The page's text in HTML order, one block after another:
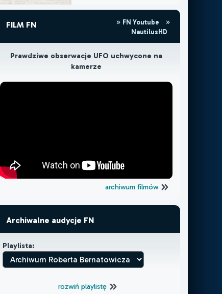
FILM FN
FN Youtube
NautilusHD
Prawdziwe obserwacje UFO uchwycone na
kamerze
archiwum filmów
Archiwalne audycje FN
Playlista:
rozwiń playlistę